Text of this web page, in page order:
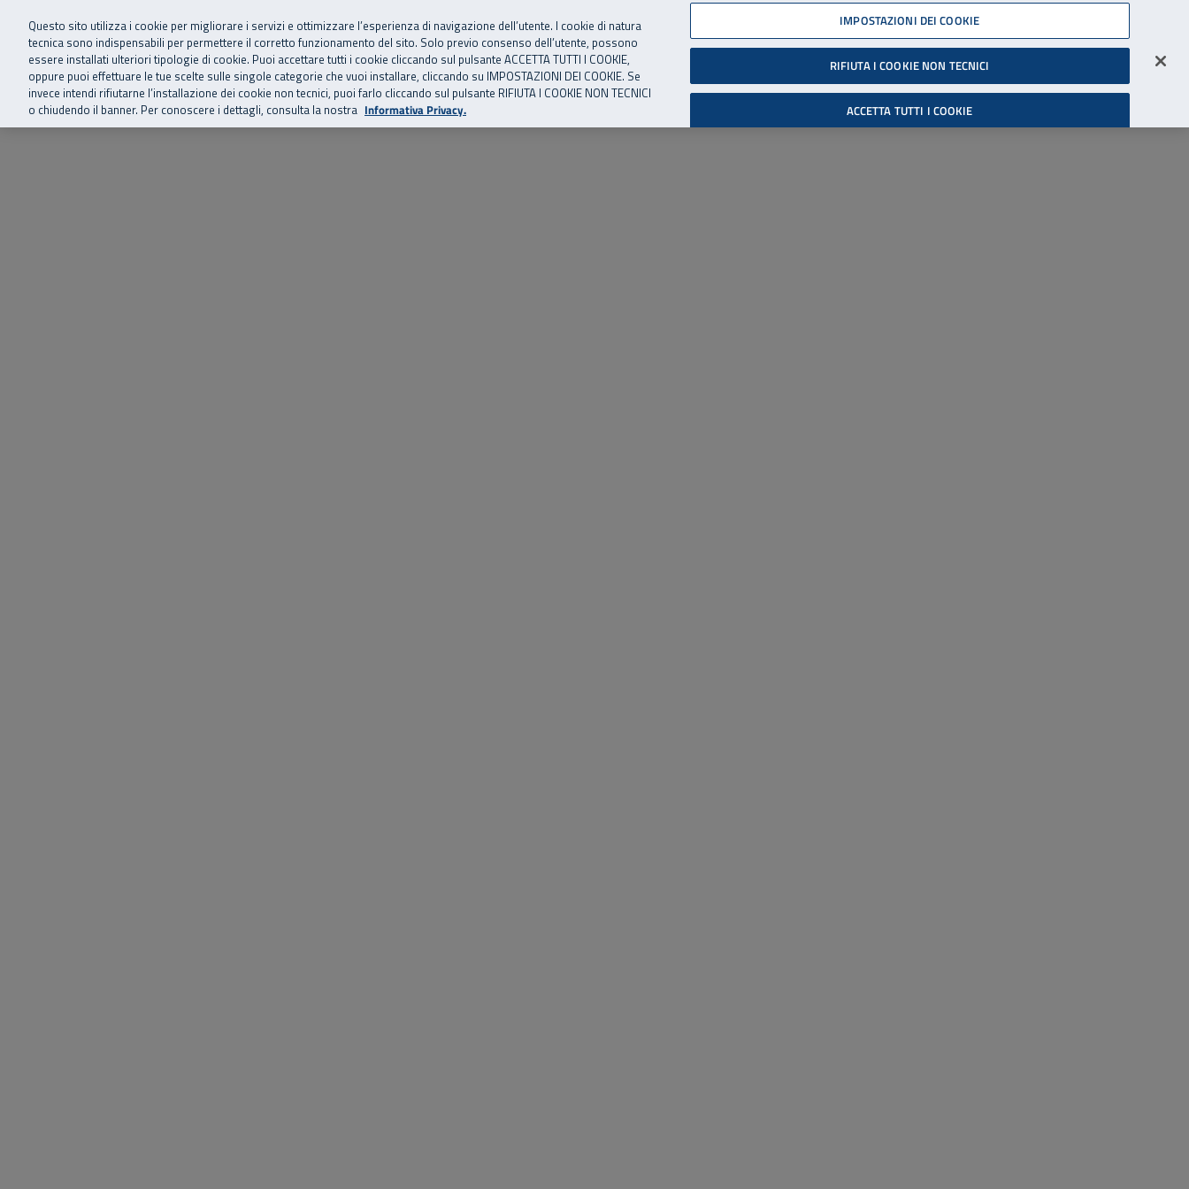
Vai al menu principale
Vai al contenuto principale
Vai al Footer 06 45539607
SuperAbile - il Contact Center Inail per il mondo della disabilità
Home Chi siamo Storie, news ed eventi Risorse utili Supporto Accessibilità
Cerca
Accedi all'area riservata
Questo sito utilizza i cookie per migliorare i servizi e ottimizzare l’esperienza di navigazione dell’utente. I cookie di natura
tecnica sono indispensabili per permettere il corretto funzionamento del sito. Solo previo consenso dell’utente, possono
essere installati ulteriori tipologie di cookie. Puoi accettare tutti i cookie cliccando sul pulsante ACCETTA TUTTI I COOKIE,
oppure puoi effettuare le tue scelte sulle singole categorie che vuoi installare, cliccando su IMPOSTAZIONI DEI COOKIE. Se
invece intendi rifiutarne l’installazione dei cookie non tecnici, puoi farlo cliccando sul pulsante RIFIUTA I COOKIE NON TECNICI
o chiudendo il banner. Per conoscere i dettagli, consulta la nostra Informativa Privacy.
IMPOSTAZIONI DEI COOKIE
RIFIUTA I COOKIE NON TECNICI
ACCETTA TUTTI I COOKIE